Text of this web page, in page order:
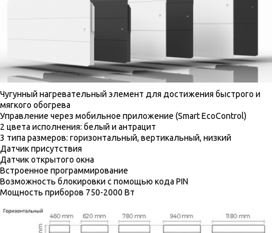
Чугунный нагревательный элемент для достижения быстрого и
мягкого обогрева
Управление через мобильное приложение (Smart EcoControl)
2 цвета исполнения: белый и антрацит
3 типа размеров: горизонтальный, вертикальный, низкий
Датчик присутствия
Датчик открытого окна
Встроенное программирование
Возможность блокировки с помощью кода PIN
Мощность приборов 750-2000 Вт